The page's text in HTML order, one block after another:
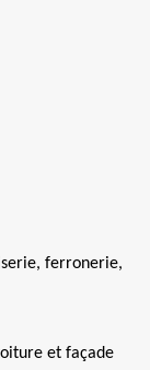
ferronerie,
et façade